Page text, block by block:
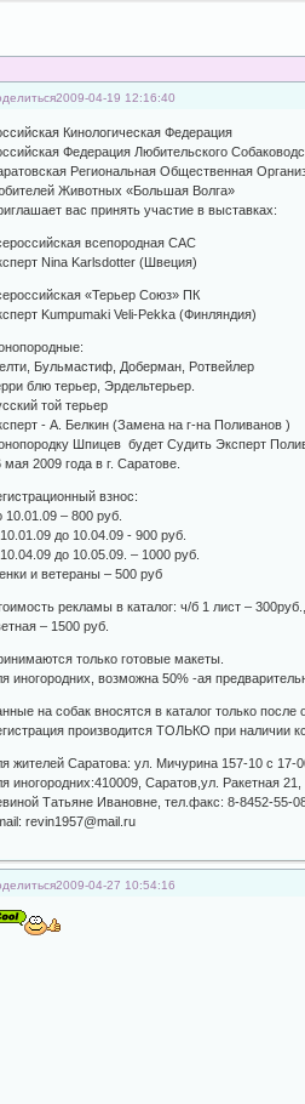
2009-04-19 12:16:40
Кинологическая Федерация
Федерация Любительского
Региональная Общественная
Животных «Большая Волга»
вас принять участие в выставках:
всепородная САС
Nina Karlsdotter (Швеция)
«Терьер Союз» ПК
Kumpumaki Veli-Pekka (Финляндия)
Бульмастиф, Доберман, Ротвейлер
блю терьер, Эрдельтерьер.
той терьер
- А. Белкин (Замена на г-на Поливанов )
Шпицев будет Судить Эксперт
мая 2009 года в г. Саратове.
взнос:
10.01.09 – 800 руб.
до 10.04.09 - 900 руб.
до 10.05.09. – 1000 руб.
и ветераны – 500 руб
рекламы в каталог: ч/б 1 лист – 300руб.,
– 1500 руб.
только готовые макеты.
иногородних, возможна 50% -ая
на собак вносятся в каталог только после
производится ТОЛЬКО при наличии
жителей Саратова: ул. Мичурина 157-10 с 17-
иногородних:410009, Саратов,ул. Ракетная 21,
Татьяне Ивановне, тел.факс: 8-8452-55-
revin1957@mail.ru
2009-04-27 10:54:16